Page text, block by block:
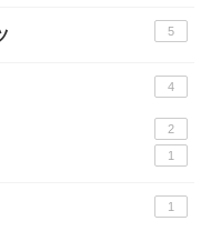
5
4
2
1
1